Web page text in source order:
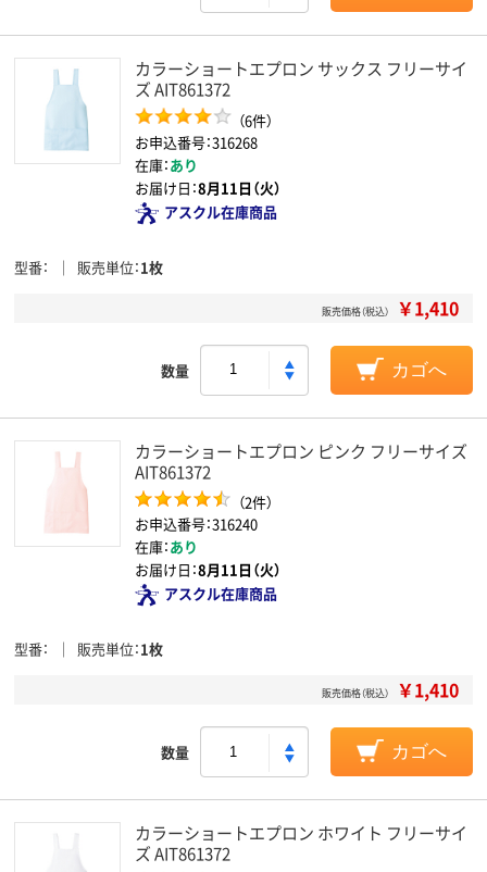
カラーショートエプロン サックス フリーサイ
ズ AIT861372
（6件）
お申込番号：316268
在庫：あり
お届け日：8月11日（火）
アスクル在庫商品
型番 販売単位 1枚
販売価格（税込） ￥1,410
数量 カゴへ
カラーショートエプロン ピンク フリーサイズ
AIT861372
（2件）
お申込番号：316240
在庫：あり
お届け日：8月11日（火）
アスクル在庫商品
型番 販売単位 1枚
販売価格（税込） ￥1,410
数量 カゴへ
カラーショートエプロン ホワイト フリーサイ
ズ AIT861372